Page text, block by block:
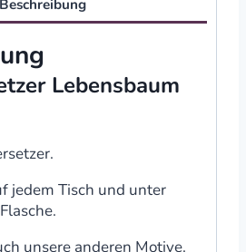
Beschreibung
Lebensbaum
jedem Tisch und unter
unsere anderen Motive.